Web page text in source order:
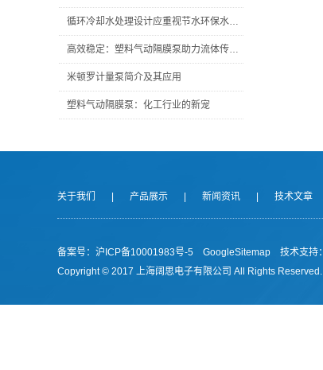
循环冷却水处理设计应重视节水环保水处理技术
高效稳定：塑料气动隔膜泵助力流体传输新篇章
米顿罗计量泵简介及其应用
塑料气动隔膜泵：化工行业的新宠
关于我们 产品展示 新闻资讯 技术文章
备案号：沪ICP备10001983号-5 GoogleSitemap 技术支持：
Copyright © 2017 上海阔思电子有限公司 All Rights Reserved.